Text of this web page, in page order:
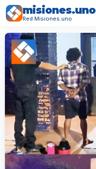
misiones.uno
Red Misiones.uno